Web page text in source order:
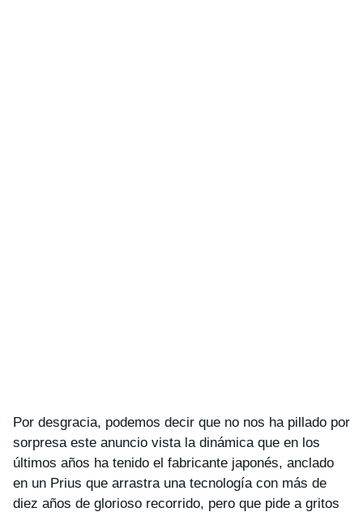
Por desgracia, podemos decir que no nos ha pillado por
sorpresa este anuncio vista la dinámica que en los
últimos años ha tenido el fabricante japonés, anclado
en un Prius que arrastra una tecnología con más de
diez años de glorioso recorrido, pero que pide a gritos